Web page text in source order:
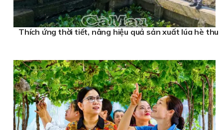
Thích ứng thời tiết, nâng hiệu quả sản xuất lúa hè thu